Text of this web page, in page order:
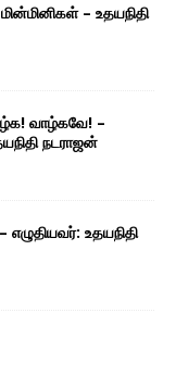
– உதயநிதி
வாழ்கவே! –
நடராஜன்
உதயநிதி